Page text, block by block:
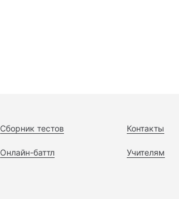
Сборник тестов
Онлайн-баттл
Контакты
Учителям